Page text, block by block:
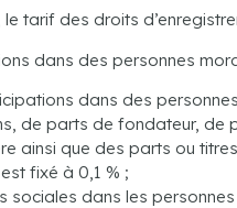
tarif des droits
dans des personnes
dans des
de parts de fondateur,
ainsi que des parts ou
fixé à 0,1 % ;
sociales dans les